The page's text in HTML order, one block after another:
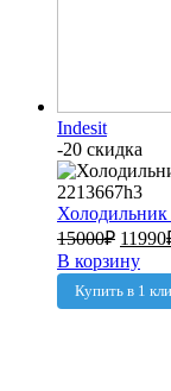
Indesit
-20 скидка
Холодильник
15000₽ 11990
В корзину
Купить в 1